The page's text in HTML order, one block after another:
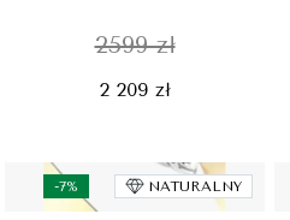
2599 zł
2 209 zł
-7% NATURALNY